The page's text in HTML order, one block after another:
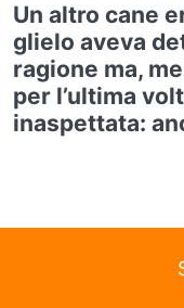
Un altro cane
glielo aveva
ragione ma,
per l’ultima
inaspettata: